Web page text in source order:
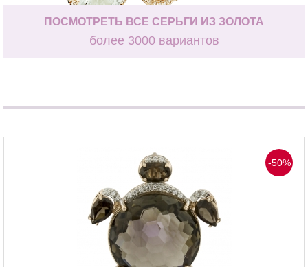
ПОСМОТРЕТЬ ВСЕ СЕРЬГИ ИЗ ЗОЛОТА
более 3000 вариантов
-50%